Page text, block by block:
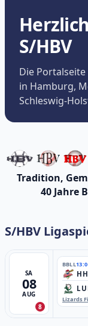
S/HBV
Die
in Hamburg,
Schleswig-
Tradition,
40 Jahre
S/HBV
SA
08
AUG
8
BBLL
Lizards